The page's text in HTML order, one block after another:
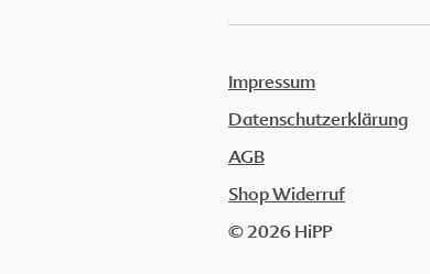
Impressum
Datenschutzerklärung
AGB
Shop Widerruf
© 2026 HiPP